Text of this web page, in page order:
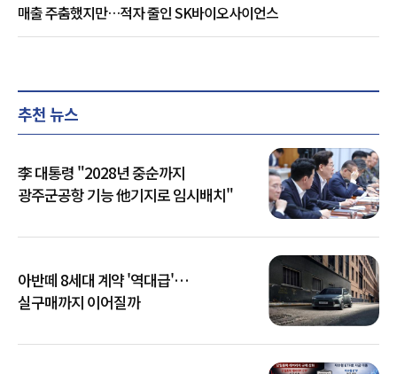
매출 주춤했지만…적자 줄인 SK바이오사이언스
추천 뉴스
李 대통령 "2028년 중순까지
광주군공항 기능 他기지로 임시배치"
아반떼 8세대 계약 '역대급'…
실구매까지 이어질까